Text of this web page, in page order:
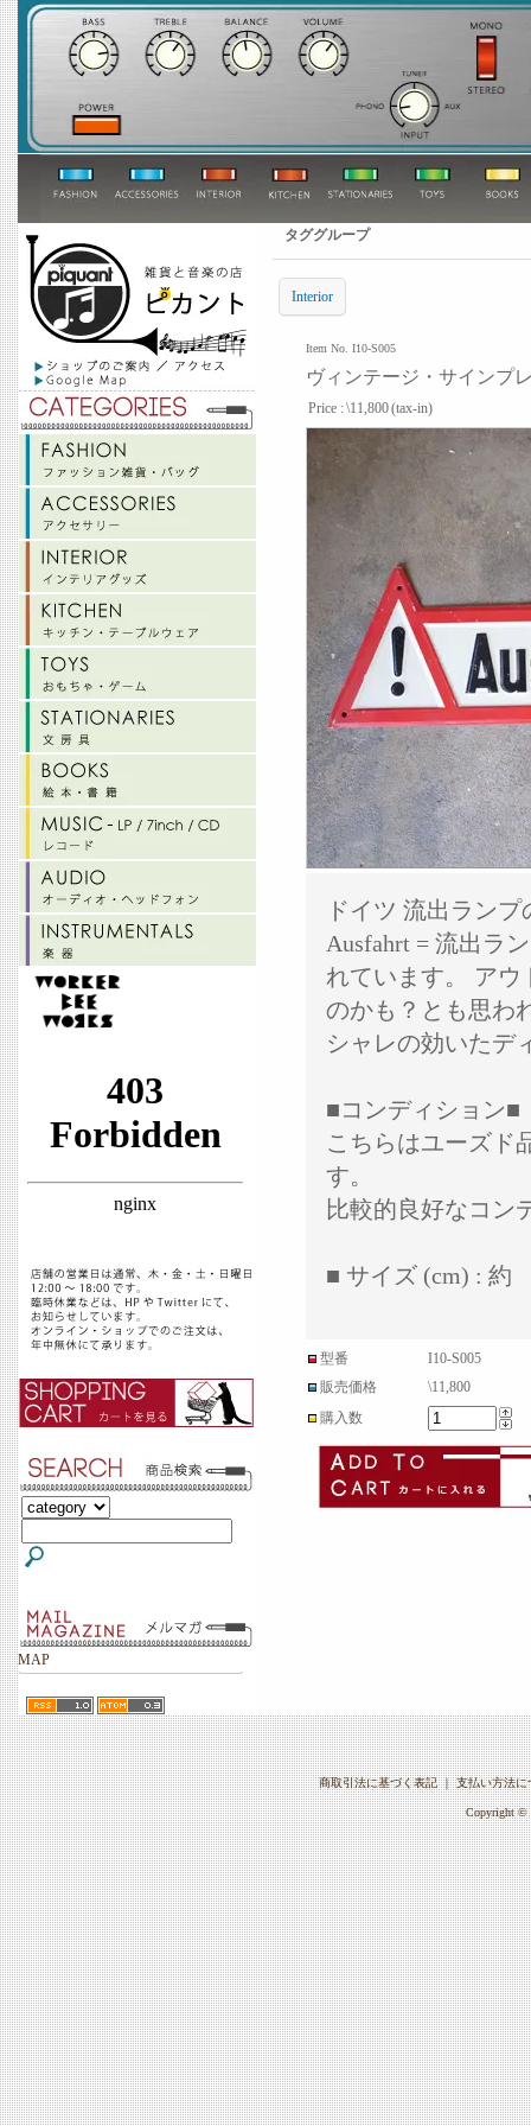
MAP
タググループ
Interior
Item No. I10-S005
ヴィンテージ・サインプ
Price :\11,800(tax-in)
ドイツ 流出ラン
Ausfahrt = 流出ラ
れています。 ア
のかも？とも思わ
シャレの効いたデ
■コンディション■
こちらはユーズド
す。
比較的良好なコン
■ サイズ (cm) : 約
型番
I10-S005
販売価格
\11,800
購入数
商取引法に基づく表記｜支払い方法に
Copyright ©